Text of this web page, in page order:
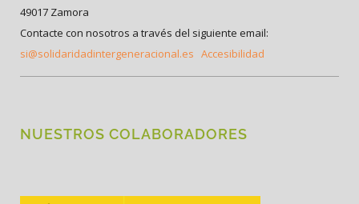
49017 Zamora
Contacte con nosotros a través del siguiente email:
si@solidaridadintergeneracional.es Accesibilidad
NUESTROS COLABORADORES